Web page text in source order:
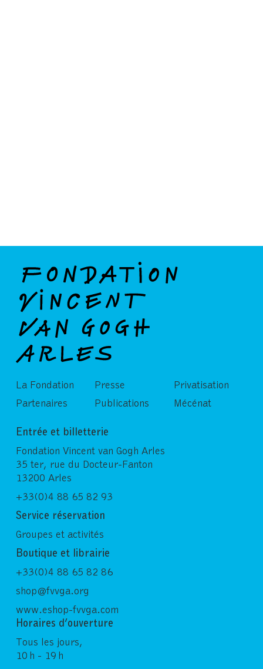
La Fondation
Partenaires
Presse
Publications
Privatisation
Mécénat
Entrée et billetterie
Fondation Vincent van Gogh Arles
35 ter, rue du Docteur-Fanton
13200 Arles
+33(0)4 88 65 82 93
Service réservation
Groupes et activités
Boutique et librairie
+33(0)4 88 65 82 86
shop@fvvga.org
www.eshop-fvvga.com
Horaires d’ouverture
Tous les jours,
10 h - 19 h